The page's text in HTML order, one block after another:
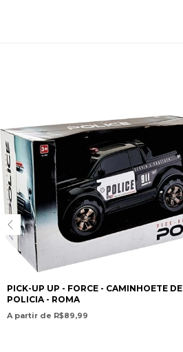
PICK-UP UP - FORCE - CAMINHOETE DE
POLICIA - ROMA
A partir de R$89,99